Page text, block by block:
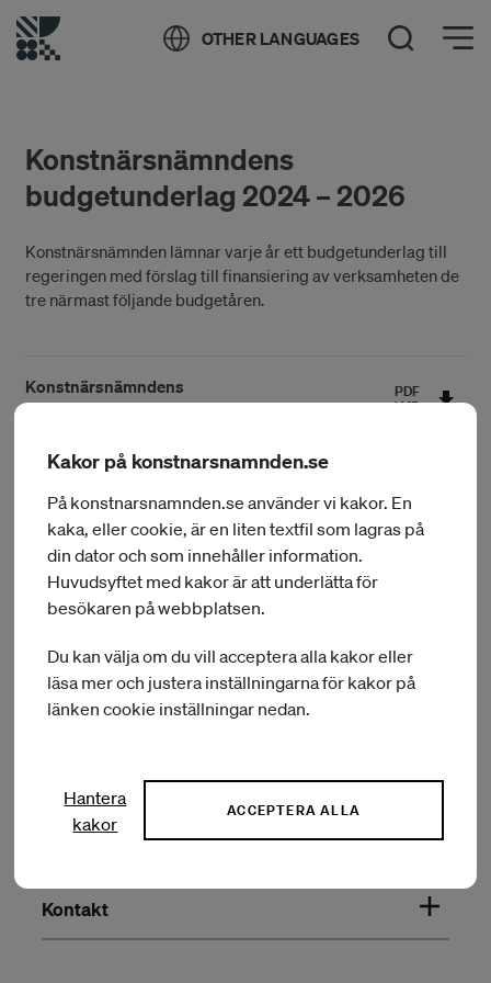
OTHER LANGUAGES Öppna sök
Öppna meny
Konstnärsnämndens
budgetunderlag 2024 – 2026
Konstnärsnämnden lämnar varje år ett budgetunderlag till
regeringen med förslag till finansiering av verksamheten de
tre närmast följande budgetåren.
Konstnärsnämndens
PDF
1MB
Om Konstnärsnämnden
Om webbplatsen
Kontakt
Kakor på konstnarsnamnden.se
På konstnarsnamnden.se använder vi kakor. En
kaka, eller cookie, är en liten textfil som lagras på
din dator och som innehåller information.
Huvudsyftet med kakor är att underlätta för
besökaren på webbplatsen.
Du kan välja om du vill acceptera alla kakor eller
läsa mer och justera inställningarna för kakor på
länken cookie inställningar nedan.
Hantera
kakor
ACCEPTERA ALLA